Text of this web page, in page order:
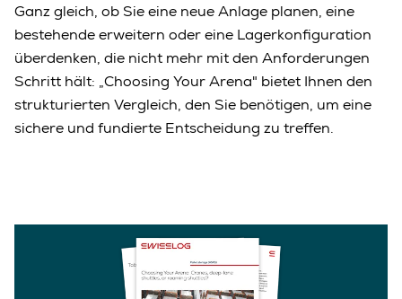
Ganz gleich, ob Sie eine neue Anlage planen, eine
bestehende erweitern oder eine Lagerkonfiguration
überdenken, die nicht mehr mit den Anforderungen
Schritt hält: „Choosing Your Arena" bietet Ihnen den
strukturierten Vergleich, den Sie benötigen, um eine
sichere und fundierte Entscheidung zu treffen.